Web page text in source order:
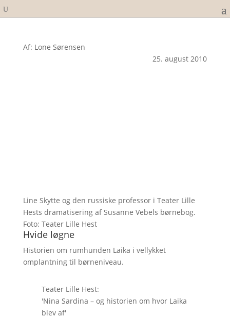
Af: Lone Sørensen
25. august 2010
Line Skytte og den russiske professor i Teater Lille
Hests dramatisering af Susanne Vebels børnebog.
Foto: Teater Lille Hest
Hvide løgne
Historien om rumhunden Laika i vellykket
omplantning til børneniveau.
Teater Lille Hest:
'Nina Sardina – og historien om hvor Laika
blev af'